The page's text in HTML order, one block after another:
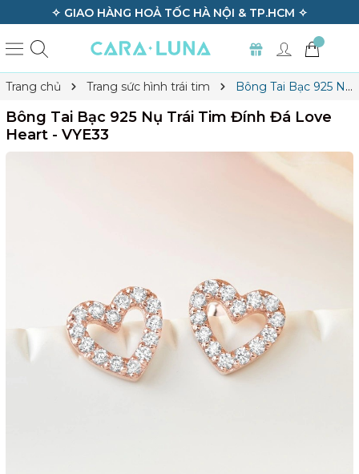
✧ GIAO HÀNG HOẢ TỐC HÀ NỘI & TP.HCM ✧
Trang chủ Trang sức hình trái tim
Bông Tai Bạc 925 Nụ
Bông Tai Bạc 925 Nụ Trái Tim Đính Đá Love
Heart - VYE33